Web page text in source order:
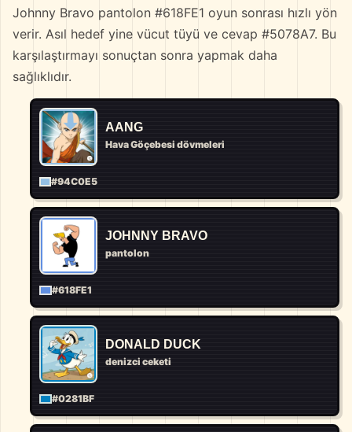
Johnny Bravo pantolon #618FE1 oyun sonrası hızlı yön
verir. Asıl hedef yine vücut tüyü ve cevap #5078A7. Bu
karşılaştırmayı sonuçtan sonra yapmak daha
sağlıklıdır.
AANG
Hava Göçebesi dövmeleri
#94C0E5
JOHNNY BRAVO
pantolon
#618FE1
DONALD DUCK
denizci ceketi
#0281BF